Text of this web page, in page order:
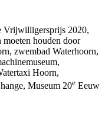
Vrijwilligersprijs 2020,
moeten houden door
zwembad Waterhoorn,
Hoorn,
Museum 20e Eeuw